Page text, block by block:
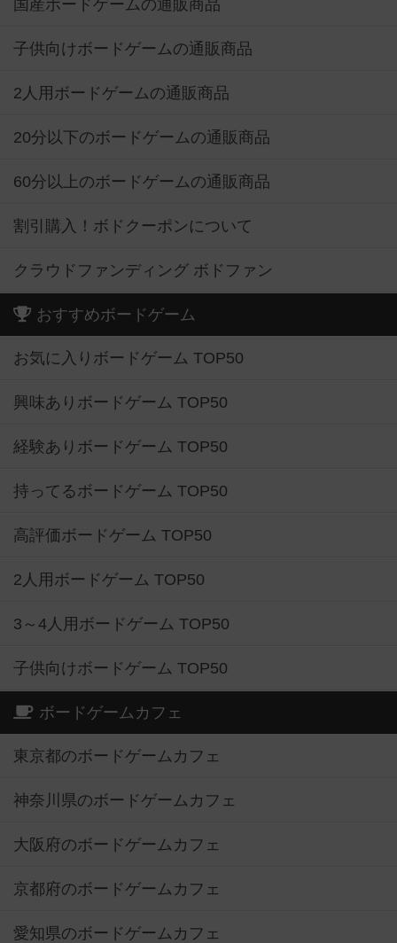
国産ボードゲームの通販商品
子供向けボードゲームの通販商品
2人用ボードゲームの通販商品
20分以下のボードゲームの通販商品
60分以上のボードゲームの通販商品
割引購入！ボドクーポンについて
クラウドファンディング ボドファン
おすすめボードゲーム
お気に入りボードゲーム TOP50
興味ありボードゲーム TOP50
経験ありボードゲーム TOP50
持ってるボードゲーム TOP50
高評価ボードゲーム TOP50
2人用ボードゲーム TOP50
3～4人用ボードゲーム TOP50
子供向けボードゲーム TOP50
ボードゲームカフェ
東京都のボードゲームカフェ
神奈川県のボードゲームカフェ
大阪府のボードゲームカフェ
京都府のボードゲームカフェ
愛知県のボードゲームカフェ